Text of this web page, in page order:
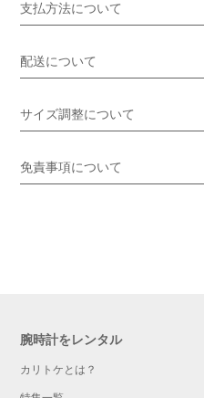
支払方法について
配送について
サイズ調整について
免責事項について
腕時計をレンタル
カリトケとは？